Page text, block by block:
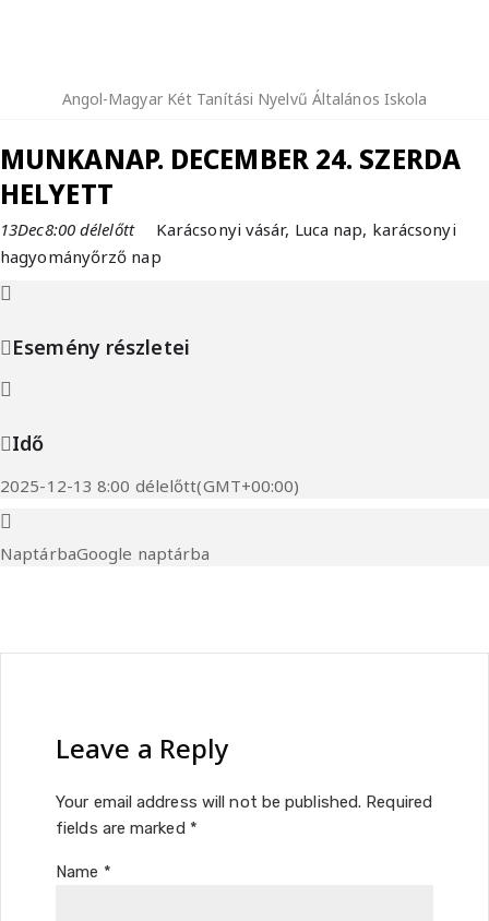
Angol-Magyar Két Tanítási Nyelvű Általános Iskola
MUNKANAP. DECEMBER 24. SZERDA
HELYETT
13Dec8:00 délelőtt
Karácsonyi vásár, Luca nap, karácsonyi
hagyományőrző nap
Esemény részletei
Idő
2025-12-13 8:00 délelőtt(GMT+00:00)
NaptárbaGoogle naptárba
Leave a Reply
Your email address will not be published. Required
fields are marked *
Name *